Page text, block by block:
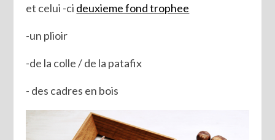
et celui -ci deuxieme fond trophee
-un plioir
-de la colle / de la patafix
- des cadres en bois